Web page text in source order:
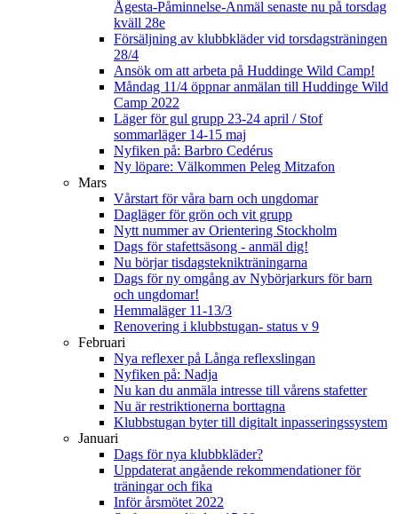
Ågesta-Påminnelse-Anmäl senaste nu på torsdag
kväll 28e
Försäljning av klubbkläder vid torsdagsträningen
28/4
Ansök om att arbeta på Huddinge Wild Camp!
Måndag 11/4 öppnar anmälan till Huddinge Wild
Camp 2022
Läger för gul grupp 23-24 april / Stof
sommarläger 14-15 maj
Nyfiken på: Barbro Cedérus
Ny löpare: Välkommen Peleg Mitzafon
Mars
Vårstart för våra barn och ungdomar
Dagläger för grön och vit grupp
Nytt nummer av Orientering Stockholm
Dags för stafettsäsong - anmäl dig!
Nu börjar tisdagsteknikträningarna
Dags för ny omgång av Nybörjarkurs för barn
och ungdomar!
Hemmaläger 11-13/3
Renovering i klubbstugan- status v 9
Februari
Nya reflexer på Långa reflexslingan
Nyfiken på: Nadja
Nu kan du anmäla intresse till vårens stafetter
Nu är restriktionerna borttagna
Klubbstugan byter till digitalt inpasseringssystem
Januari
Dags för nya klubbkläder?
Uppdaterat angående rekommendationer för
träningar och fika
Inför årsmötet 2022